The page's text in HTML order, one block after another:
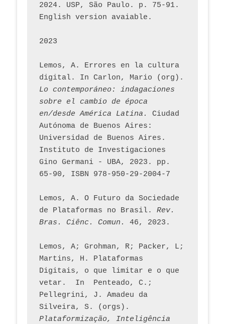
2024. USP, São Paulo. p. 75-91.
English version avaiable.
2023
Lemos, A. Errores en la cultura
Lo contemporáneo: indagaciones
sobre el cambio de época
en/desde América Latina.
Ciudad
Autónoma de Buenos Aires:
Universidad de Buenos Aires.
Instituto de Investigaciones
Gino Germani - UBA, 2023. pp.
65-90, ISBN 978-950-29-2004-7
Lemos, A. O Futuro da Sociedade
de Plataformas no Brasil. Rev.
Bras. Ciênc. Comun.
Lemos, A; Grohman, R; Packer, L;
Martins, H. Plataformas
Digitais, o que limitar e o que
vetar.  In  Penteado, C.;
Pellegrini, J. Amadeu da
Plataformização, Inteligência